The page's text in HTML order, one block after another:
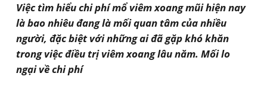
Việc tìm hiểu chi phí mổ viêm xoang mũi hiện nay
là bao nhiêu đang là mối quan tâm của nhiều
người, đặc biệt với những ai đã gặp khó khăn
trong việc điều trị viêm xoang lâu năm. Mối lo
ngại về chi phí